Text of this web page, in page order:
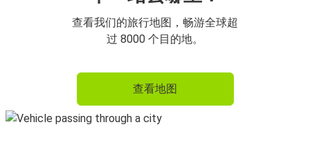
查看我们的旅行地图，畅游全球超
过 8000 个目的地。
查看地图